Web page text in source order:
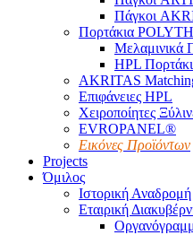
Πάγκοι
Πορτάκια
Μελαμινικά
HPL
AKRITAS
Επιφάνειες HPL
Χειροποίητες
EVROPANEL®
Εικόνες Προϊόντων
Projects
Όμιλος
Ιστορική Αναδρομή
Εταιρική